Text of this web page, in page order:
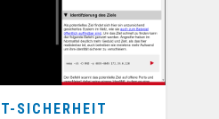
SICHERHEIT